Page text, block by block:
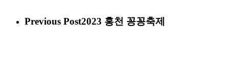
Previous Post2023 홍천 꽁꽁축제